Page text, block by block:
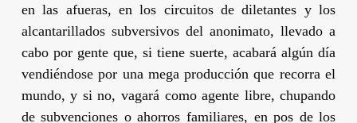
en las afueras, en los circuitos de diletantes y los
alcantarillados subversivos del anonimato, llevado a
cabo por gente que, si tiene suerte, acabará algún día
vendiéndose por una mega producción que recorra el
mundo, y si no, vagará como agente libre, chupando
de subvenciones o ahorros familiares, en pos de los